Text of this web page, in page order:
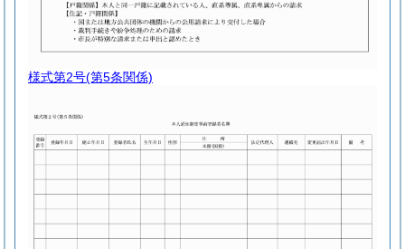
様式第2号(第5条関係)